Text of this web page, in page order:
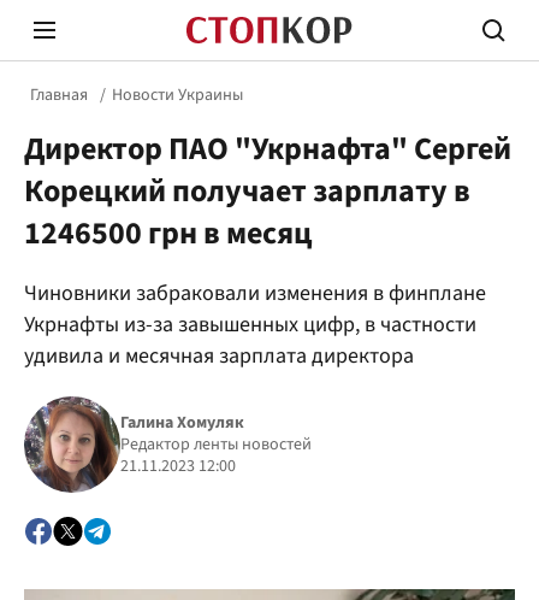
Политика
Главная Новости Украины
Директор ПАО "Укрнафта" Сергей
Корецкий получает зарплату в
1246500 грн в месяц
Чиновники забраковали изменения в финплане
Укрнафты из-за завышенных цифр, в частности
удивила и месячная зарплата директора
Галина Хомуляк
Редактор ленты новостей
21.11.2023 12:00